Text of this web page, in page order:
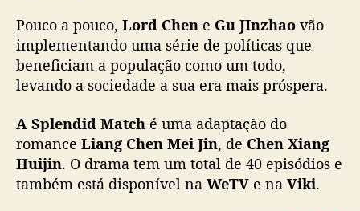
e
n
d
i
d
a
t
c
h
O romance de época é estrelado por
#RenMin,#CiSha,#DongSiChenge#HuangYi
e já está disponível para assistir na
MangoTV, WeTV e iQiyi.
— Drama Observer (@dramaobs)May 5,
2026
Pouco a pouco, Lord Chen e Gu JInzhao vão
implementando uma série de políticas que
beneficiam a população como um todo,
levando a sociedade a sua era mais próspera.
A Splendid Match é uma adaptação do
romance Liang Chen Mei Jin, de Chen Xiang
Huijin. O drama tem um total de 40 episódios e
também está disponível na WeTV e na Viki.